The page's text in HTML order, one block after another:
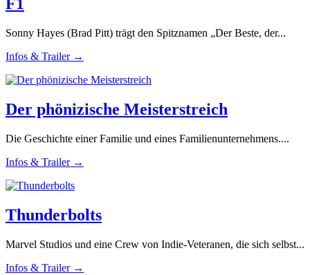
Sonny Hayes (Brad Pitt) trägt den Spitznamen „Der Beste, der...
Infos & Trailer →
Der phönizische Meisterstreich
Die Geschichte einer Familie und eines Familienunternehmens....
Infos & Trailer →
Thunderbolts
Marvel Studios und eine Crew von Indie-Veteranen, die sich selbst...
Infos & Trailer →